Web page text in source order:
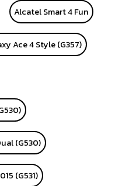
Alcatel Smart 4 Fun
Ace 4 Style (G357)
(G530)
(G531)